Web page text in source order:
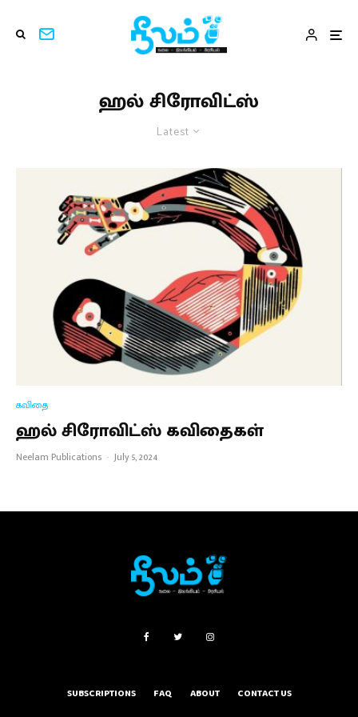
ஹல் சிரோவிட்ஸ்
Latest
கவிதை
ஹல் சிரோவிட்ஸ் கவிதைகள்
Neelam Publications · July 5, 2024
SUBSCRIPTIONS FAQ ABOUT CONTACT US